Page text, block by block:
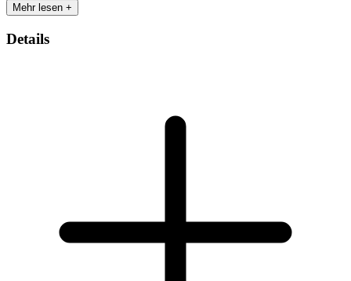
Mehr lesen +
Details